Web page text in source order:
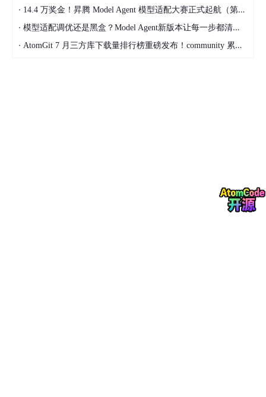
· 14.4 万奖金！昇腾 Model Agent 模型适配大赛正式起航（第二季）
· 模型适配调优还是黑盒？Model Agent新版本让每一步都清晰可见
· AtomGit 7 月三方库下载量排行榜重磅发布！community 累计破百万断层领跑，Chromium 组件全面霸榜